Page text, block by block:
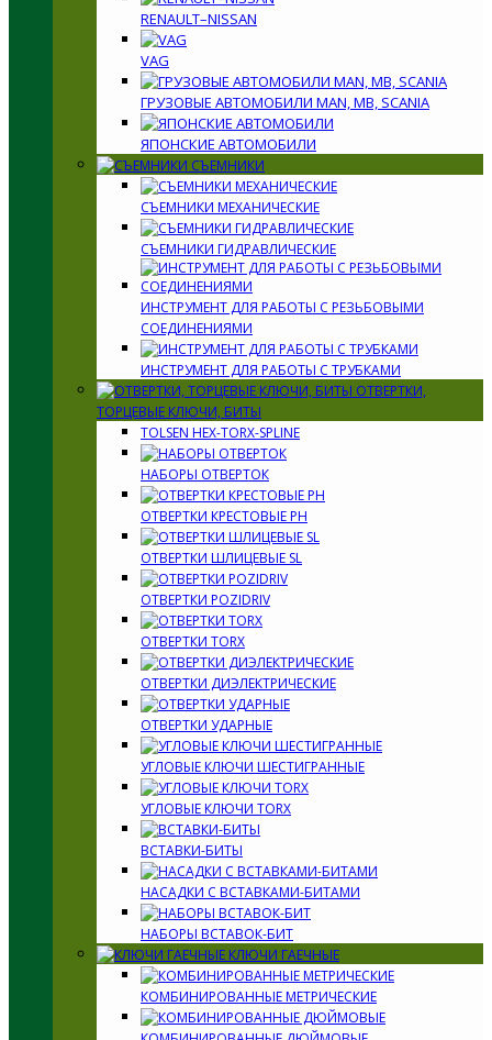
RENAULT–NISSAN
VAG
ГРУЗОВЫЕ АВТОМОБИЛИ MAN, MB, SCANIA
ЯПОНСКИЕ АВТОМОБИЛИ
СЪЕМНИКИ
СЪЕМНИКИ МЕХАНИЧЕСКИЕ
СЪЕМНИКИ ГИДРАВЛИЧЕСКИЕ
ИНСТРУМЕНТ ДЛЯ РАБОТЫ С РЕЗЬБОВЫМИ
СОЕДИНЕНИЯМИ
ИНСТРУМЕНТ ДЛЯ РАБОТЫ С ТРУБКАМИ
ОТВЕРТКИ,
ТОРЦЕВЫЕ КЛЮЧИ, БИТЫ
TOLSEN HEX-TORX-SPLINE
НАБОРЫ ОТВЕРТОК
ОТВЕРТКИ КРЕСТОВЫЕ PH
ОТВЕРТКИ ШЛИЦЕВЫЕ SL
ОТВЕРТКИ POZIDRIV
ОТВЕРТКИ TORX
ОТВЕРТКИ ДИЭЛЕКТРИЧЕСКИЕ
ОТВЕРТКИ УДАРНЫЕ
УГЛОВЫЕ КЛЮЧИ ШЕСТИГРАННЫЕ
УГЛОВЫЕ КЛЮЧИ TORX
ВСТАВКИ-БИТЫ
НАСАДКИ С ВСТАВКАМИ-БИТАМИ
НАБОРЫ ВСТАВОК-БИТ
КЛЮЧИ ГАЕЧНЫЕ
КОМБИНИРОВАННЫЕ МЕТРИЧЕСКИЕ